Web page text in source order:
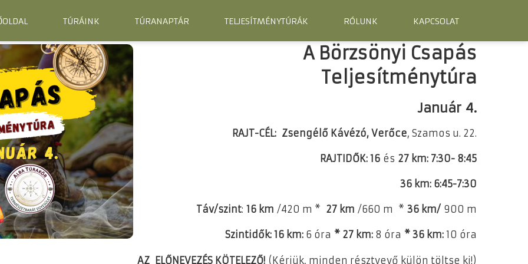
TÚRÁINK TÚRANAPTÁR TELJESÍTMÉNYTÚRÁK RÓLUNK KAPCSOLAT
A Börzsönyi Csapás
Teljesítménytúra
Január 4.​
RAJT-CÉL: Zsengélő Kávézó, Verőce, Szamos u. 22.
RAJTIDŐK: 16 és 27 km: 7:30- 8:45
36 km: 6:45-7:30
Táv/szint: 16 km /420 m * 27 km /660 m * 36 km/ 900 m
Szintidők: 16 km: 6 óra * 27 km: 8 óra * 36 km: 10 óra
AZ ELŐNEVEZÉS KÖTELEZŐ! (Kérjük, minden résztvevő külön töltse ki!)